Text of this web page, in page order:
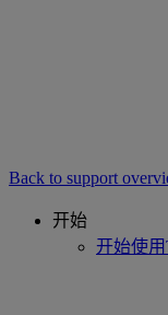
Back to support
开始
开始使用